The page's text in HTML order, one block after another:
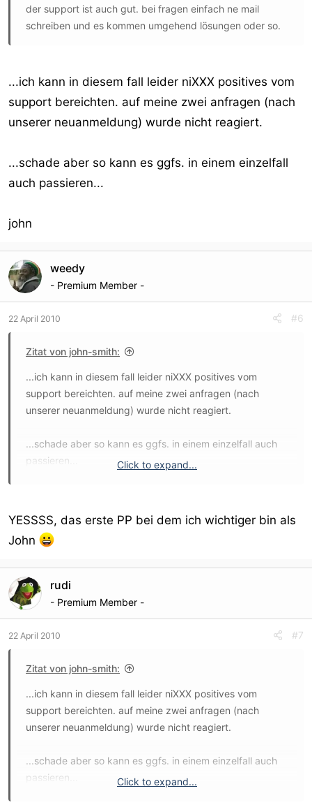
der support ist auch gut. bei fragen einfach ne mail
schreiben und es kommen umgehend lösungen oder so.
...ich kann in diesem fall leider niXXX positives vom
support bereichten. auf meine zwei anfragen (nach
unserer neuanmeldung) wurde nicht reagiert.
...schade aber so kann es ggfs. in einem einzelfall
auch passieren...
john
weedy
- Premium Member -
22 April 2010 #6
Zitat von john-smith:
...ich kann in diesem fall leider niXXX positives vom
support bereichten. auf meine zwei anfragen (nach
unserer neuanmeldung) wurde nicht reagiert.
...schade aber so kann es ggfs. in einem einzelfall auch
passieren...
Click to expand...
YESSSS, das erste PP bei dem ich wichtiger bin als
John
rudi
- Premium Member -
22 April 2010 #7
Zitat von john-smith:
...ich kann in diesem fall leider niXXX positives vom
support bereichten. auf meine zwei anfragen (nach
unserer neuanmeldung) wurde nicht reagiert.
...schade aber so kann es ggfs. in einem einzelfall auch
passieren...
Click to expand...